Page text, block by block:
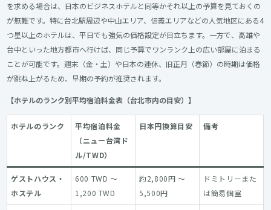
を求める場合は、日本のビジネスホテルと同等かそれ以上の予算を見ておくの
が無難です。特に台北駅周辺や中山エリア、信義エリアなどの人気地区にある4
つ星以上のホテルは、平日でも強気の価格設定が目立ちます。一方で、高雄や
台中といった地方都市へ行けば、同じ予算でワンランク上の広い部屋に泊まる
ことが可能です。週末（金・土）や日本の連休、旧正月（春節）の時期は価格
が跳ね上がるため、早期の予約が推奨されます。
【ホテルのランク別平均宿泊料金表（台北市内の目安）】
ホテルのランク
平均宿泊料金
（ニュー台湾ド
ル/TWD）
日本円換算目安 備考
ゲストハウス・
ホステル
600 TWD ～
1,200 TWD
約2,800円 ～
5,500円
ドミトリーまた
は簡易個室